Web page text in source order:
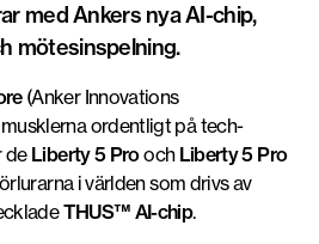
med Ankers nya AI-chip,
mötesinspelning.
(Anker Innovations
ordentligt på tech-
de Liberty 5 Prooch Liberty 5 Pro
i världen som drivs av
THUS™ AI-chip.